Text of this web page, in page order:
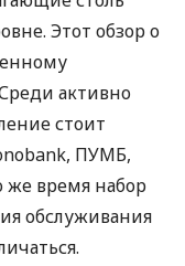
Этот обзор о
активно
стоит
ПУМБ,
же время набор
обслуживания